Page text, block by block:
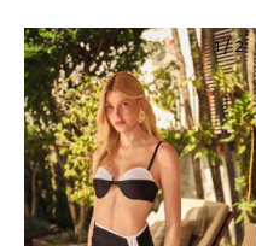
1/2